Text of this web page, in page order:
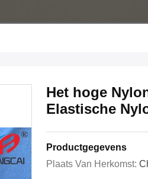
Het hoge
Elastische
Productgegevens
Plaats Van Herkomst: